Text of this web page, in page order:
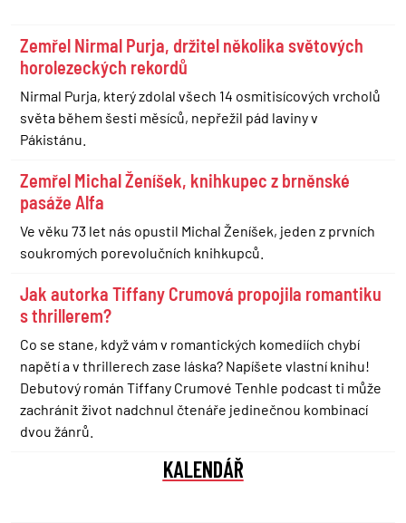
Zemřel Nirmal Purja, držitel několika světových
horolezeckých rekordů
Nirmal Purja, který zdolal všech 14 osmitisícových vrcholů
světa během šesti měsíců, nepřežil pád laviny v
Pákistánu.
Zemřel Michal Ženíšek, knihkupec z brněnské
pasáže Alfa
Ve věku 73 let nás opustil Michal Ženíšek, jeden z prvních
soukromých porevolučních knihkupců.
Jak autorka Tiffany Crumová propojila romantiku
s thrillerem?
Co se stane, když vám v romantických komediích chybí
napětí a v thrillerech zase láska? Napíšete vlastní knihu!
Debutový román Tiffany Crumové Tenhle podcast ti může
zachránit život nadchnul čtenáře jedinečnou kombinací
dvou žánrů.
KALENDÁŘ